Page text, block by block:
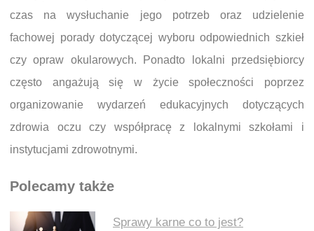
czas na wysłuchanie jego potrzeb oraz udzielenie
fachowej porady dotyczącej wyboru odpowiednich szkieł
czy opraw okularowych. Ponadto lokalni przedsiębiorcy
często angażują się w życie społeczności poprzez
organizowanie wydarzeń edukacyjnych dotyczących
zdrowia oczu czy współpracę z lokalnymi szkołami i
instytucjami zdrowotnymi.
Polecamy także
Sprawy karne co to jest?